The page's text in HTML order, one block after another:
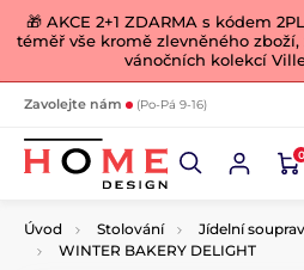
🎁 AKCE 2+1 ZDARMA s kódem
téměř vše kromě zlevněného
vánočních kolekcí
Zavolejte nám (Po-Pá 9-16)
0
Úvod Stolování
Jídelní
WINTER BAKERY DELIGHT